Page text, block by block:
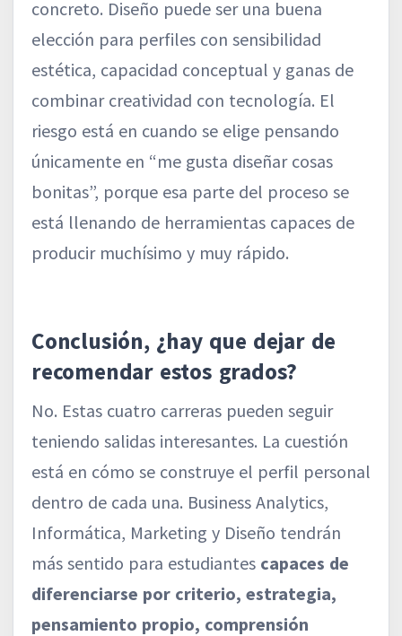
concreto. Diseño puede ser una buena
elección para perfiles con sensibilidad
estética, capacidad conceptual y ganas de
combinar creatividad con tecnología. El
riesgo está en cuando se elige pensando
únicamente en “me gusta diseñar cosas
bonitas”, porque esa parte del proceso se
está llenando de herramientas capaces de
producir muchísimo y muy rápido.
Conclusión, ¿hay que dejar de
recomendar estos grados?
No. Estas cuatro carreras pueden seguir
teniendo salidas interesantes. La cuestión
está en cómo se construye el perfil personal
dentro de cada una. Business Analytics,
Informática, Marketing y Diseño tendrán
más sentido para estudiantes capaces de
diferenciarse por criterio, estrategia,
pensamiento propio, comprensión